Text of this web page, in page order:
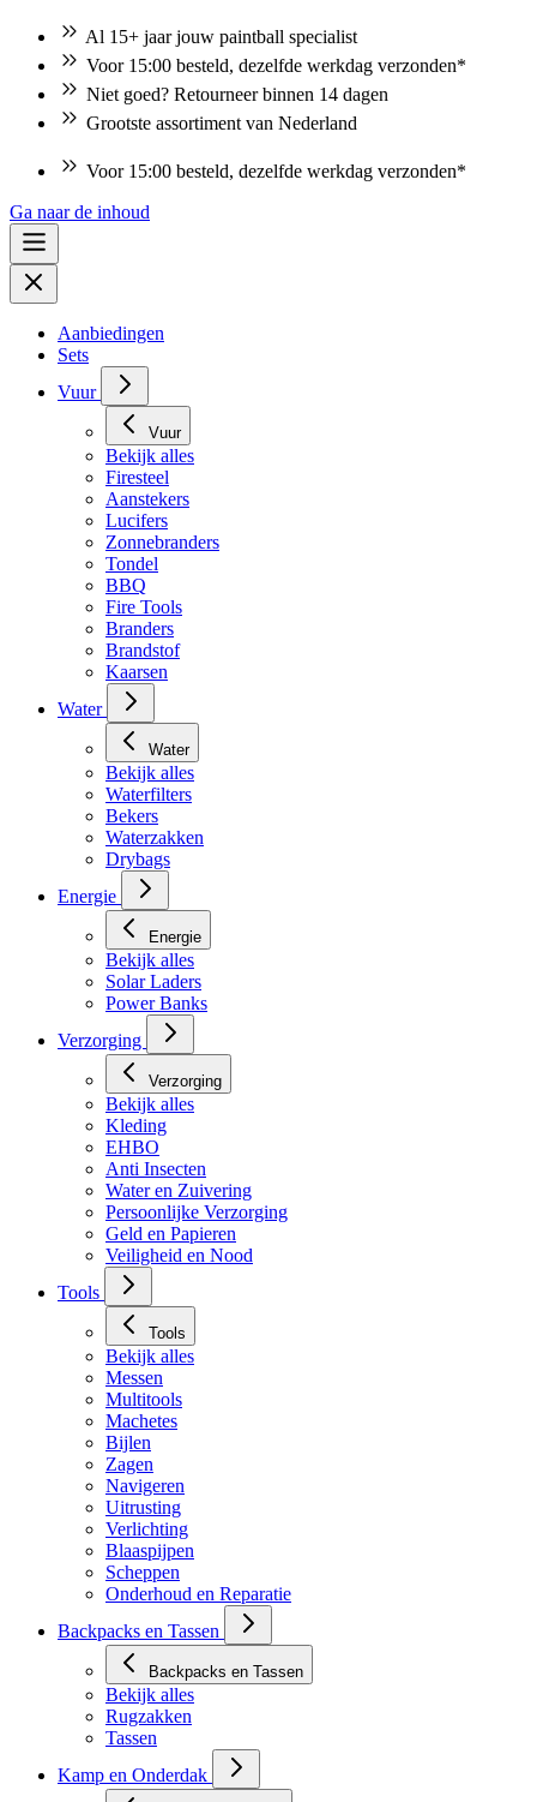
Al 15+ jaar jouw paintball specialist
Voor 15:00 besteld, dezelfde werkdag verzonden*
Niet goed? Retourneer binnen 14 dagen
Grootste assortiment van Nederland
Niet goed? Retourneer binnen 14 dagen
Ga naar de inhoud
Aanbiedingen
Sets
Vuur
Vuur
Bekijk alles
Firesteel
Aanstekers
Lucifers
Zonnebranders
Tondel
BBQ
Fire Tools
Branders
Brandstof
Kaarsen
Water
Water
Bekijk alles
Waterfilters
Bekers
Waterzakken
Drybags
Energie
Energie
Bekijk alles
Solar Laders
Power Banks
Verzorging
Verzorging
Bekijk alles
Kleding
EHBO
Anti Insecten
Water en Zuivering
Persoonlijke Verzorging
Geld en Papieren
Veiligheid en Nood
Tools
Tools
Bekijk alles
Messen
Multitools
Machetes
Bijlen
Zagen
Navigeren
Uitrusting
Verlichting
Blaaspijpen
Scheppen
Onderhoud en Reparatie
Backpacks en Tassen
Backpacks en Tassen
Bekijk alles
Rugzakken
Tassen
Kamp en Onderdak